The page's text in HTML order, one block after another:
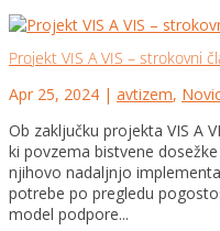
Projekt VIS A VIS – strokovni
Apr 25, 2024 | avtizem,
Ob zaključku projekta VIS A
ki povzema bistvene
njihovo nadaljnjo
potrebe po pregledu
model podpore...